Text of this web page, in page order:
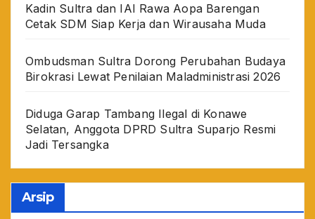
Kadin Sultra dan IAI Rawa Aopa Barengan
Cetak SDM Siap Kerja dan Wirausaha Muda
Ombudsman Sultra Dorong Perubahan Budaya
Birokrasi Lewat Penilaian Maladministrasi 2026
Diduga Garap Tambang Ilegal di Konawe
Selatan, Anggota DPRD Sultra Suparjo Resmi
Jadi Tersangka
Arsip